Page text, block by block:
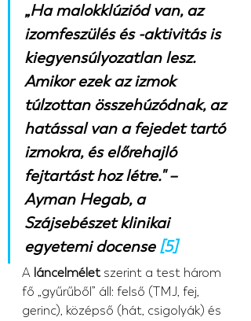
„Ha malokklúziód van, az
izomfeszülés és -aktivitás is
kiegyensúlyozatlan lesz.
Amikor ezek az izmok
túlzottan összehúzódnak, az
hatással van a fejedet tartó
izmokra, és előrehajló
fejtartást hoz létre." –
Ayman Hegab, a
Szájsebészet klinikai
egyetemi docense [5]
A láncelmélet szerint a test három
fő „gyűrűből” áll: felső (TMJ, fej,
gerinc), középső (hát, csigolyák) és